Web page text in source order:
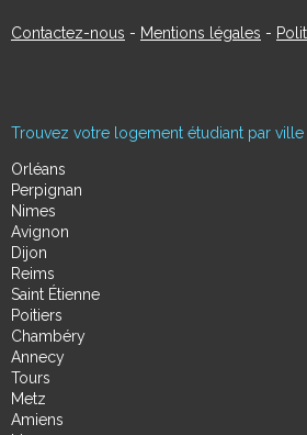
Contactez-nous - Mentions légales -
Trouvez votre logement étudiant par ville
Orléans
Perpignan
Nimes
Avignon
Dijon
Reims
Saint Étienne
Poitiers
Chambéry
Annecy
Tours
Metz
Amiens